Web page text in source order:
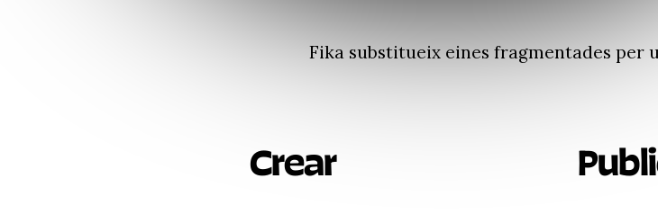
Fika substitueix eines fragmentades per
Crear